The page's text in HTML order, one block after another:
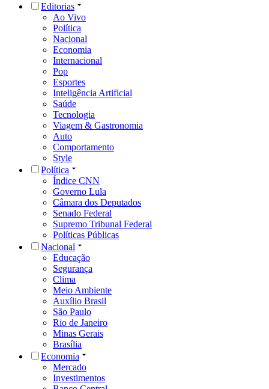
Editorias
Ao Vivo
Política
Nacional
Economia
Internacional
Pop
Esportes
Inteligência Artificial
Saúde
Tecnologia
Viagem & Gastronomia
Auto
Comportamento
Style
Política
Índice CNN
Governo Lula
Câmara dos Deputados
Senado Federal
Supremo Tribunal Federal
Políticas Públicas
Nacional
Educação
Segurança
Clima
Meio Ambiente
Auxílio Brasil
São Paulo
Rio de Janeiro
Minas Gerais
Brasília
Economia
Mercado
Investimentos